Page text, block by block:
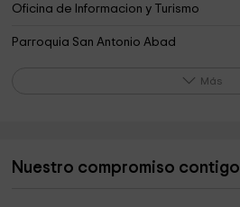
Oficina de Informacion y Turismo
Parroquia San Antonio Abad
Museo-Casa de Dulcinea del Toboso
Más
Nuestro compromiso contigo